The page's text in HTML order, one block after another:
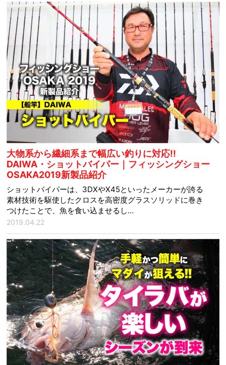
大物系から繊細系まで幅広い釣りに対応!!
DAIWA・ショットバイパー｜フィッシングショー
OSAKA2019新製品紹介
ショットバイパーは、3DXやX45といったメーカーが誇る
素材技術を駆使したクロスを高密度グラスソリッドに巻き
つけたことで、魚を食い込ませるし…
2019.04.22